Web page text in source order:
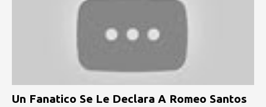
Un Fanatico Se Le Declara A Romeo Santos